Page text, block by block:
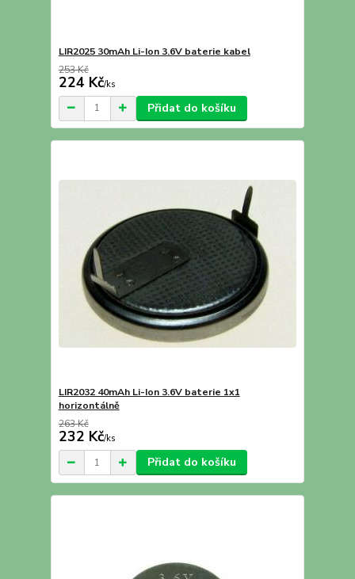
LIR2025 30mAh Li-Ion 3.6V baterie kabel
253 Kč
224 Kč/ks
Přidat do košíku
LIR2032 40mAh Li-Ion 3.6V baterie 1x1
horizontálně
263 Kč
232 Kč/ks
Přidat do košíku